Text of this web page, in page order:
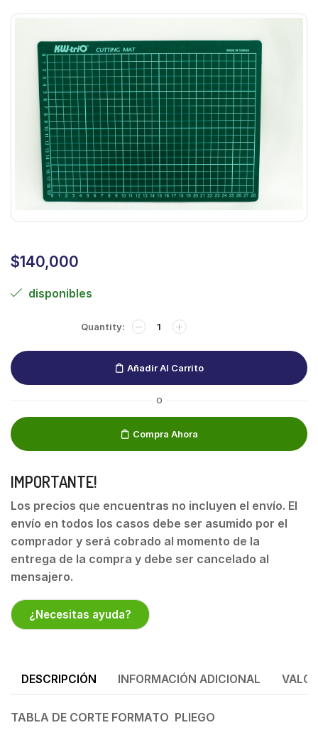
$140,000
disponibles
Añadir Al Carrito
O
Compra Ahora
IMPORTANTE!
Los precios que encuentras no incluyen el envío. El
envío en todos los casos debe ser asumido por el
comprador y será cobrado al momento de la
entrega de la compra y debe ser cancelado al
mensajero.
¿Necesitas ayuda?
DESCRIPCIÓN INFORMACIÓN ADICIONAL
TABLA DE CORTE FORMATO PLIEGO